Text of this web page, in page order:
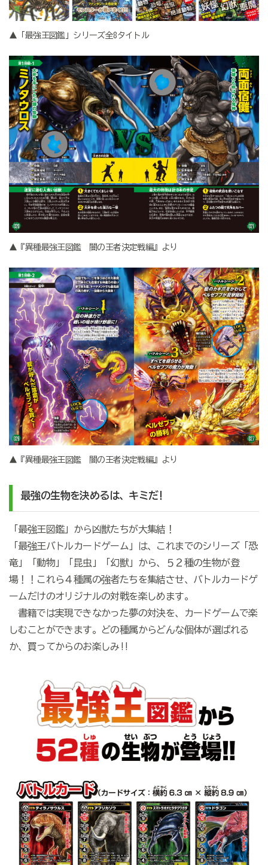
▲「最強王図鑑」シリーズ全8タイトル
▲『異種最強王図鑑 闇の王者決定戦編』より
▲『異種最強王図鑑 闇の王者決定戦編』より
最強の生物を決めるは、キミだ!
「最強王図鑑」から凶獣たちが大集結！
「最強王バトルカードゲーム」は、これまでのシリーズ「恐
竜」「動物」「昆虫」「幻獣」から、５２種の生物が登
場！！これら４種属の強者たちを集結させ、バトルカードゲ
ームだけのオリジナルの対戦を楽しめます。
書籍では実現できなかった夢の対決を、カードゲームで楽
しむことができます。どの種属からどんな個体が選ばれる
か、買ってからのお楽しみ!!